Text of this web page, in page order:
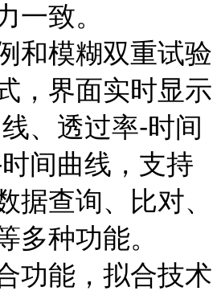
一致。
和模糊双重试验
，界面实时显示
、透过率-时间
间曲线，支持
据查询、比对、
多种功能。
功能，拟合技术